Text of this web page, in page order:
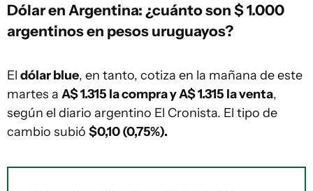
Dólar en Argentina: ¿cuánto son $ 1.000
argentinos en pesos uruguayos?
El dólar blue, en tanto, cotiza en la mañana de este
martes a A$ 1.315 la compra y A$ 1.315 la venta,
según el diario argentino El Cronista. El tipo de
cambio subió $0,10 (0,75%).